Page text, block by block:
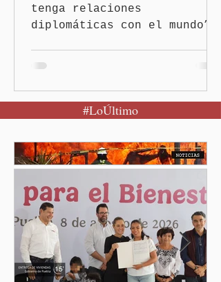
tenga relaciones
diplomáticas con el mundo”,
Sheinbaum Pardo anunció el
restablecimiento de las
entre los gobiernos de
México y Perú. “Es
la orientación política de
los gobiernos —porque hay
orientaciones políticas de
los gobiernos, llegan por
un partido, llegan por otro
— es importante que México
#LoÚltimo